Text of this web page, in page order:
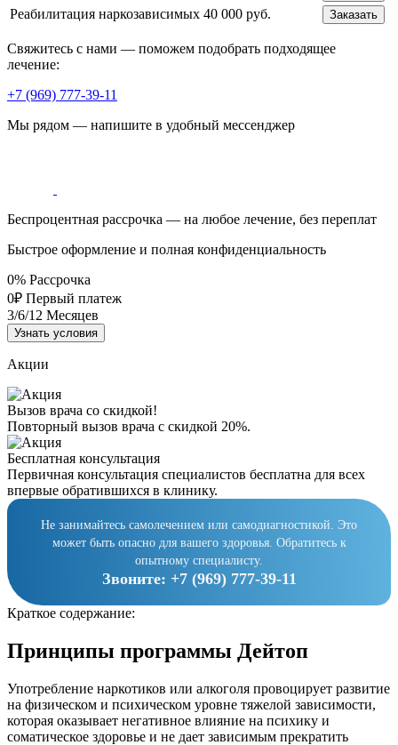
Реабилитация наркозависимых 40 000 руб. Заказать
Свяжитесь с нами — поможем подобрать подходящее
лечение:
+7 (969) 777-39-11
Мы рядом — напишите в удобный мессенджер
Беспроцентная рассрочка — на любое лечение, без переплат
Быстрое оформление и полная конфиденциальность
0% Рассрочка
0₽ Первый платеж
3/6/12 Месяцев
Узнать условия
Акции
Вызов врача со скидкой!
Повторный вызов врача с скидкой 20%.
Бесплатная консультация
Первичная консультация специалистов бесплатна для всех
впервые обратившихся в клинику.
Не занимайтесь самолечением или самодиагностикой. Это
может быть опасно для вашего здоровья. Обратитесь к
опытному специалисту.
Звоните: +7 (969) 777-39-11
Краткое содержание:
Принципы программы Дейтоп
Употребление наркотиков или алкоголя провоцирует развитие
на физическом и психическом уровне тяжелой зависимости,
которая оказывает негативное влияние на психику и
соматическое здоровье и не дает зависимым прекратить